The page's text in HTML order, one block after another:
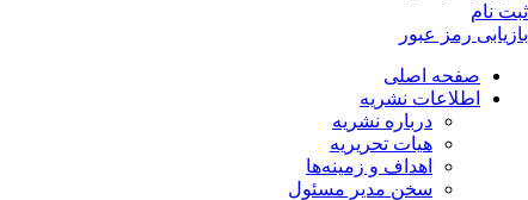
ثبت نام
بازیابی رمز عبور
صفحه اصلی
اطلاعات نشریه
درباره نشریه
هیات تحریریه
اهداف و زمینه‌ها
سخن مدیر مسئول